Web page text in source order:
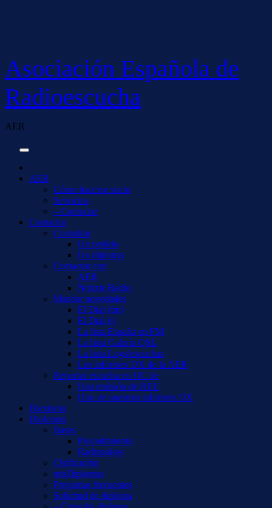
Asociación Española de
Radioescucha
AER
AER
Cómo hacerse socio
Servicios
– Contactar
Contactar
Consultar
Un pedido
Un diploma
Contactar con
AER
Notizie Radio
Mandar novedades
El Dial (fm)
El Dial (i)
La lista España en FM
La lista Galería QSL
La lista Logs/escuchas
Los informes DX de la AER
Reportar escucha en OC de
Una emisión de REE
Uno de nuestros informes DX
Diexismo
Diplomas
Bases
Procedimiento
Radiopaíses
Clsificación
misDiplomas
Preguntas frecuentes
Solicitud de diploma